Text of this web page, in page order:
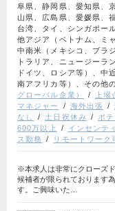
阜県、静岡県、愛知県、
山県、広島県、愛媛県、
台湾、タイ、シンガポー
他アジア（ベトナム、ミ
中南米（メキシコ、ブラ
トラリア、ニュージーラ
ドイツ、ロシア等）、中
南アフリカ等）、その他
グローバル企業）
上場
マネジャー
海外出張
なし
土日祝休み ポ
600万以上
インセンテ
ス勤務
リモートワーク
※本求人は非常にクローズ
候補者が限られております
す。ご興味いた…